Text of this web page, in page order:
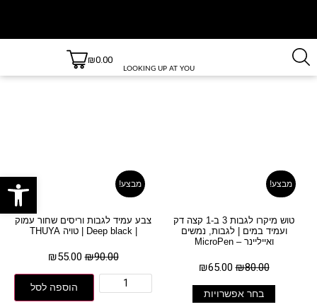
בקנייה
עסקים
LOOKING UP AT YOU
₪0.00
מבצע!
טוש מיקרו לגבות 3 ב-1 קצה דק
ועמיד במים | לגבות, נמשים
ואייליינר – MicroPen
₪80.00
₪65.00
בחר אפשרויות
מבצע!
צבע עמיד לגבות וריסים שחור עמוק
| Deep black | טויה THUYA
₪90.00
₪55.00
הוספה לסל
פתח